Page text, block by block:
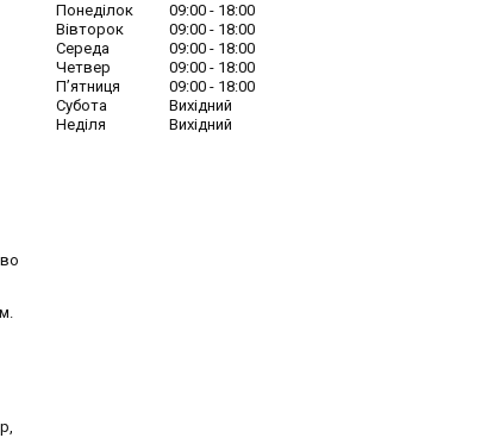
Понеділок 09:00
18:00
Вівторок
09:00
18:00
Середа
09:00
18:00
Четвер
09:00
18:00
Пʼятниця
09:00
18:00
Субота
Вихідний
Неділя
Вихідний